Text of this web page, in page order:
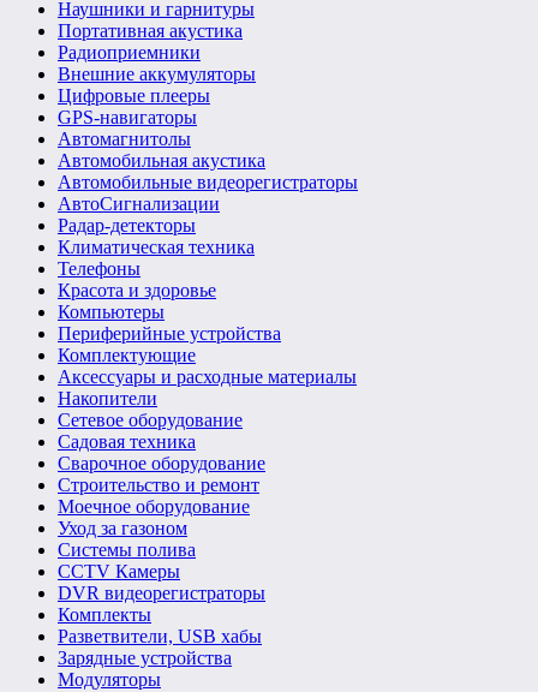
Наушники и гарнитуры
Портативная акустика
Радиоприемники
Внешние аккумуляторы
Цифровые плееры
GPS-навигаторы
Автомагнитолы
Автомобильная акустика
Автомобильные видеорегистраторы
АвтоСигнализации
Радар-детекторы
Климатическая техника
Телефоны
Красота и здоровье
Компьютеры
Периферийные устройства
Комплектующие
Аксессуары и расходные материалы
Накопители
Сетевое оборудование
Садовая техника
Сварочное оборудование
Строительство и ремонт
Моечное оборудование
Уход за газоном
Системы полива
CCTV Камеры
DVR видеорегистраторы
Комплекты
Разветвители, USB хабы
Зарядные устройства
Модуляторы